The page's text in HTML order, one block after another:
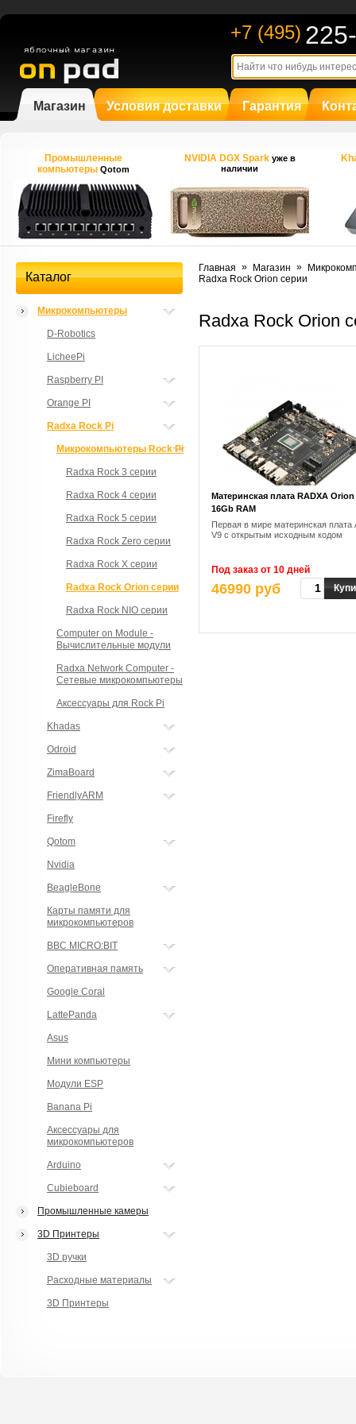
+7 (495)
Магазин Условия доставки Гарантия
Промышленные
компьютерыQotom
NVIDIA DGX Spark уже в
наличии
Каталог
Микрокомпьютеры
D-Robotics
LicheePi
Raspberry PI
Orange PI
Radxa Rock Pi
Микрокомпьютеры Rock Pi
Radxa Rock 3 серии
Radxa Rock 4 серии
Radxa Rock 5 серии
Radxa Rock Zero серии
Radxa Rock X серии
Radxa Rock Orion серии
Radxa Rock NIO серии
Computer on Module -
Вычислительные модули
Radxa Network Computer -
Сетевые микрокомпьютеры
Аксессуары для Rock Pi
Khadas
Odroid
ZimaBoard
FriendlyARM
Firefly
Qotom
Nvidia
BeagleBone
Карты памяти для
микрокомпьютеров
BBC MICRO:BIT
Оперативная память
Google Coral
LattePanda
Asus
Мини компьютеры
Модули ESP
Banana Pi
Аксессуары для
микрокомпьютеров
Arduino
Cubieboard
Промышленные камеры
3D Принтеры
3D ручки
Расходные материалы
3D Принтеры
Главная » Магазин »
Radxa Rock Orion серии
Radxa Rock Orion
Материнская плата RADXA Orion
16Gb RAM
Первая в мире материнская плата
V9 с открытым исходным кодом
Под заказ от 10 дней
46990 руб